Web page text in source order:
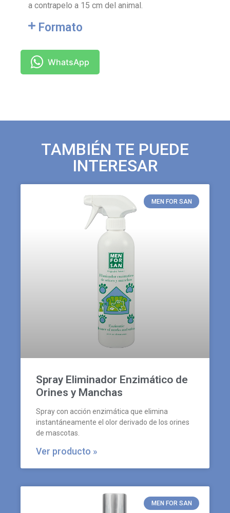
a contrapelo a 15 cm del animal.
Formato
WhatsApp
TAMBIÉN TE PUEDE
INTERESAR
MEN FOR SAN
Spray Eliminador Enzimático de
Orines y Manchas
Spray con acción enzimática que elimina
instantáneamente el olor derivado de los orines
de mascotas.
Ver producto »
MEN FOR SAN